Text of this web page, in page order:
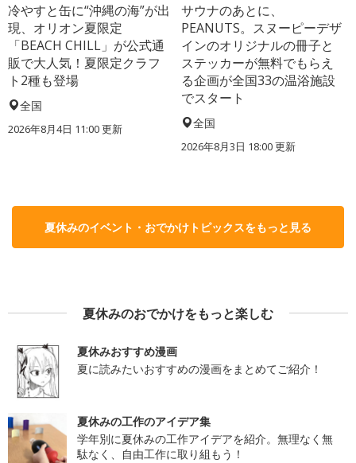
冷やすと缶に“沖縄の海”が出
現、オリオン夏限定
「BEACH CHILL」が公式通
販で大人気！夏限定クラフ
ト2種も登場
全国
2026年8月4日 11:00更新
サウナのあとに、
PEANUTS。スヌーピーデザ
インのオリジナルの冊子と
ステッカーが無料でもらえ
る企画が全国33の温浴施設
でスタート
全国
2026年8月3日 18:00更新
夏休みのイベント・おでかけトピックスをもっと見る
夏休みのおでかけをもっと楽しむ
夏休みおすすめ漫画
夏に読みたいおすすめの漫画をまとめてご紹介！
夏休みの工作のアイデア集
学年別に夏休みの工作アイデアを紹介。無理なく無
駄なく、自由工作に取り組もう！